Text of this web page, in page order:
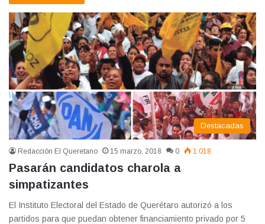
Destacadas
Redacción El Queretano 15 marzo, 2018 0 1.018
Pasarán candidatos charola a
simpatizantes
El Instituto Electoral del Estado de Querétaro autorizó a los
partidos para que puedan obtener financiamiento privado por 5